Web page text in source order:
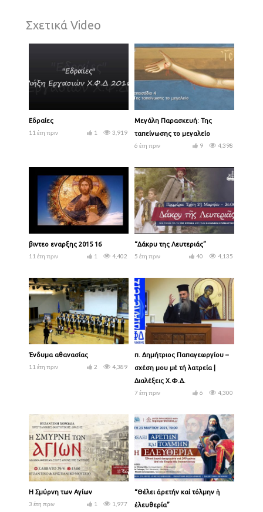
Σχετικά Video
Εδραίες
11 έτη πριν
3,919
1
Μεγάλη Παρασκευή: Της
ταπείνωσης το μεγαλείο
6 έτη πριν
4,398
9
βιντεο εναρξης 2015 16
11 έτη πριν
4,402
1
“Δάκρυ της Λευτεριάς”
5 έτη πριν
4,135
40
Ένδυμα αθανασίας
11 έτη πριν
4,389
2
π. Δημήτριος Παπαγεωργίου – Ἡ
σχέση μου μέ τή λατρεία |
Διαλέξεις Χ.Φ.Δ.
7 έτη πριν
4,300
6
Η Σμύρνη των Αγίων
3 έτη πριν
1,977
1
“Θέλει ἀρετήν καί τόλμην ἡ
ἐλευθερία”